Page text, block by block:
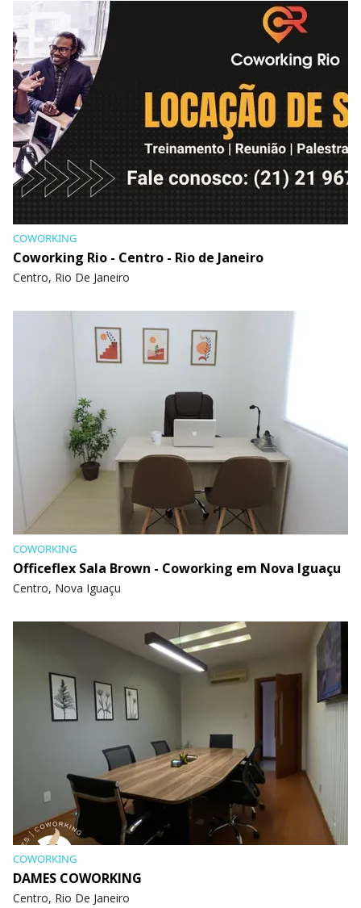
COWORKING
Coworking Rio - Centro - Rio de Janeiro
Centro, Rio De Janeiro
COWORKING
Officeflex Sala Brown - Coworking em Nova Iguaçu
Centro, Nova Iguaçu
COWORKING
DAMES COWORKING
Centro, Rio De Janeiro